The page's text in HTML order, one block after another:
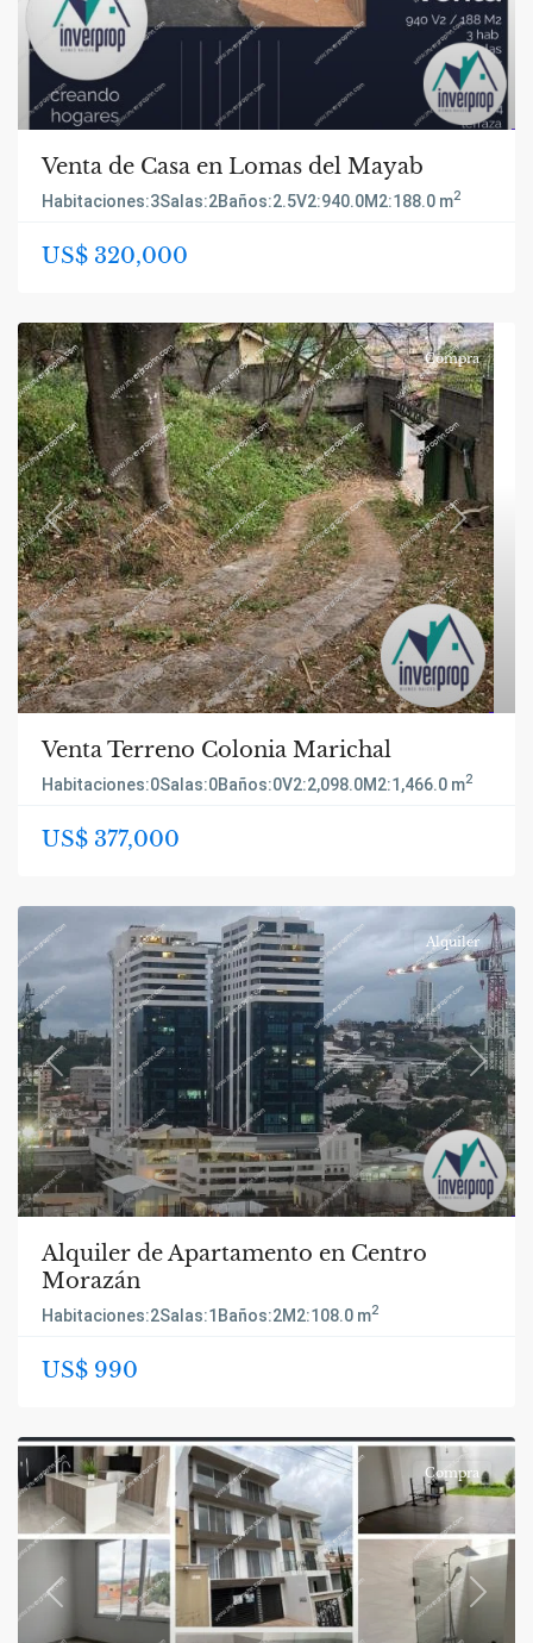
Venta de Casa en Lomas del Mayab
Habitaciones:3Salas:2Baños:2.5V2:940.0M2:188.0 m2
US$ 320,000
Previous Next
Compra
Venta Terreno Colonia Marichal
Habitaciones:0Salas:0Baños:0V2:2,098.0M2:1,466.0 m2
US$ 377,000
Previous Next
Alquiler
Alquiler de Apartamento en Centro
Morazán
Habitaciones:2Salas:1 Baños:2M2:108.0 m2
US$ 990
Previous Next
Compra